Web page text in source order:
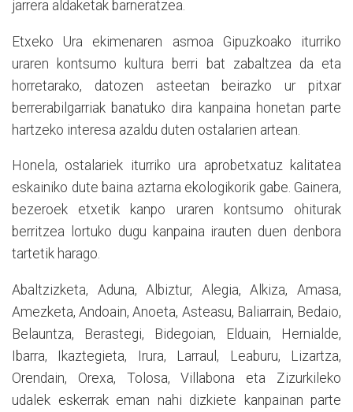
jarrera aldaketak barneratzea.
Etxeko Ura ekimenaren asmoa Gipuzkoako iturriko
uraren kontsumo kultura berri bat zabaltzea da eta
horretarako, datozen asteetan beirazko ur pitxar
berrerabilgarriak banatuko dira kanpaina honetan parte
hartzeko interesa azaldu duten ostalarien artean.
Honela, ostalariek iturriko ura aprobetxatuz kalitatea
eskainiko dute baina aztarna ekologikorik gabe. Gainera,
bezeroek etxetik kanpo uraren kontsumo ohiturak
berritzea lortuko dugu kanpaina irauten duen denbora
tartetik harago.
Abaltzizketa, Aduna, Albiztur, Alegia, Alkiza, Amasa,
Amezketa, Andoain, Anoeta, Asteasu, Baliarrain, Bedaio,
Belauntza, Berastegi, Bidegoian, Elduain, Hernialde,
Ibarra, Ikaztegieta, Irura, Larraul, Leaburu, Lizartza,
Orendain, Orexa, Tolosa, Villabona eta Zizurkileko
udalek eskerrak eman nahi dizkiete kanpainan parte